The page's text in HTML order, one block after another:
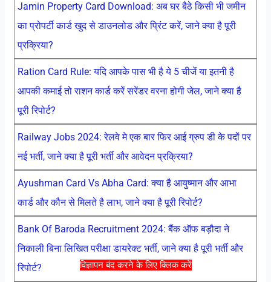
विज्ञापन बंद करने के लिए क्लिक करें
Jamin Property Card Download: अब घर बैठे किसी भी जमीन
का प्रोपर्टी कार्ड खुद से डाउनलोड और प्रिंट करें, जाने क्या है पूरी
प्रक्रिया?
Ration Card Rule: यदि आपके पास भी है ये 5 चीजें या इतनी है
आपकी कमाई तो राशन कार्ड करें सरेंडर वरना होगी जेल, जाने क्या है
पूरी रिपोर्ट?
Railway Jobs 2024: रेलवे मे एक बार फिर आई ग्रुप डी के पदों पर
नई भर्ती, जाने क्या है पूरी भर्ती और आवेदन प्रक्रिया?
Ayushman Card Vs Abha Card: क्या है आयुष्मान और आभा
कार्ड और कौन से मिलते है लाभ, जाने क्या है पूरी रिपोर्ट?
Bank Of Baroda Recruitment 2024: बैंक ऑफ बड़ौदा ने
निकाली बिना लिखित परीक्षा डायरेक्ट भर्ती, जाने क्या है पूरी भर्ती और
रिपोर्ट?